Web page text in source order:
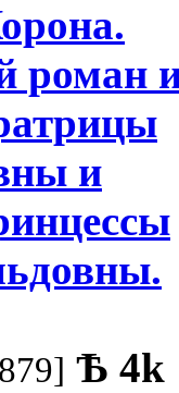
роман
и
Ѣ 4k